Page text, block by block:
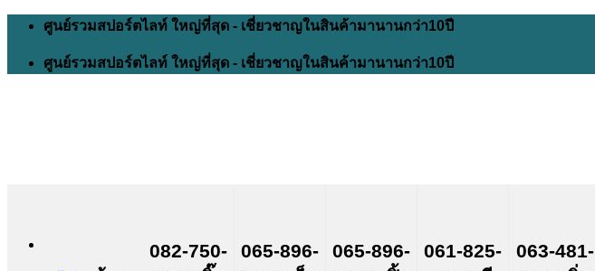
Skip
ศูนย์รวมสปอร์ตไลท์ ใหญ่ที่สุด - เชี่ยวชาญในสินค้ามานานกว่า10ปี
ศูนย์รวมสปอร์ตไลท์ ใหญ่ที่สุด - เชี่ยวชาญในสินค้ามานานกว่า10ปี
082-750-
065-896-
065-896-
061-825-
063-481-